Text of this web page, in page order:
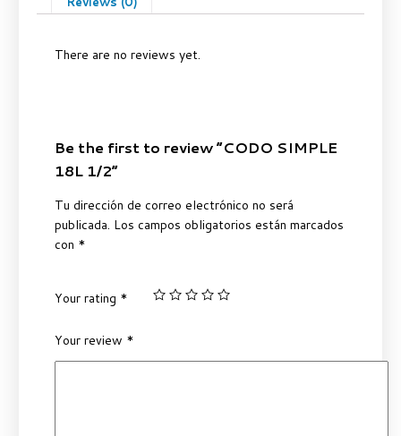
There are no reviews yet.
Be the first to review “CODO SIMPLE
18L 1/2”
Tu dirección de correo electrónico no será
publicada. Los campos obligatorios están marcados
con *
Your rating *
Your review *